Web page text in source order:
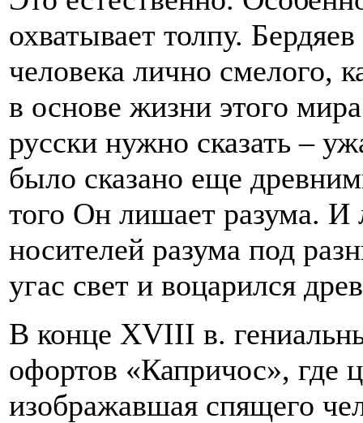
охватывает толпу.
человека лично смелого,
в основе жизни этого
русски нужно сказать –
было сказано еще
того Он лишает разума.
носителей разума под
угас свет и воцарился
В конце XVIII в.
офортов «Капричос», где
изображавшая спящего